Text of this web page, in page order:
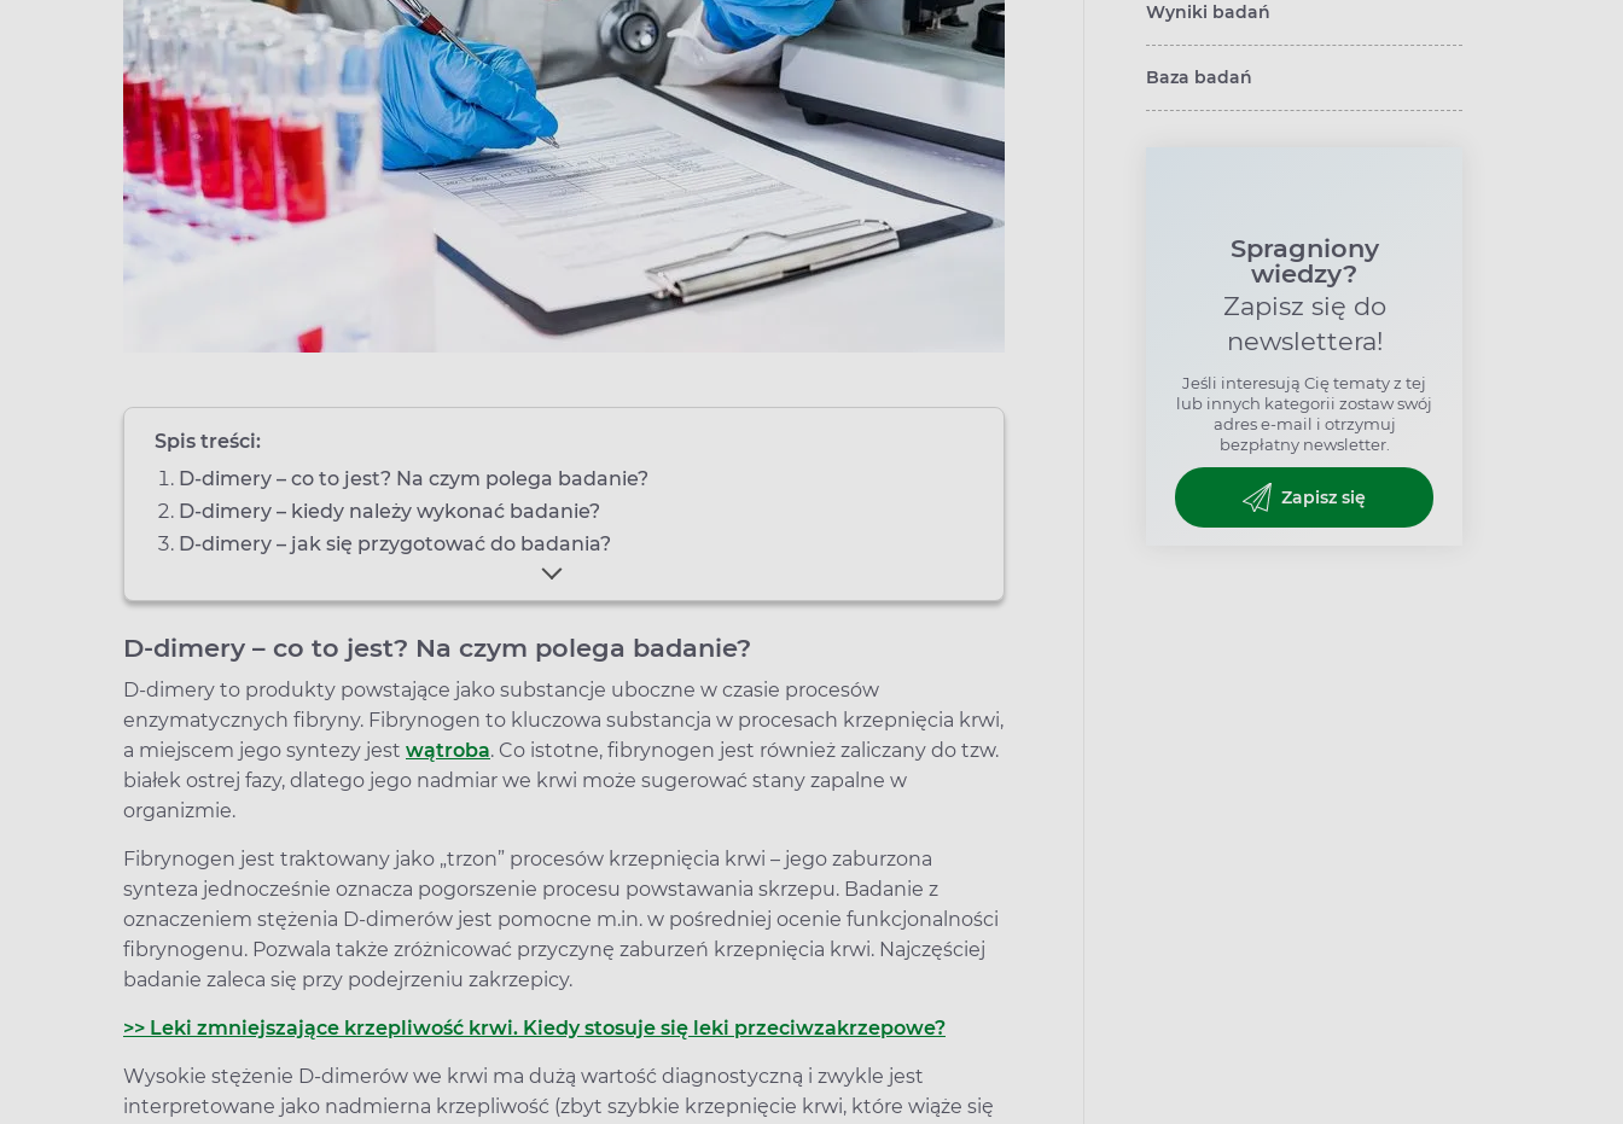
Spis treści:
D-dimery – co to jest? Na czym polega badanie?
D-dimery – kiedy należy wykonać badanie?
D-dimery – jak się przygotować do badania?
D-dimery – co to jest? Na czym polega badanie?
D-dimery to produkty powstające jako substancje uboczne w czasie procesów
enzymatycznych fibryny. Fibrynogen to kluczowa substancja w procesach krzepnięcia krwi,
a miejscem jego syntezy jest wątroba. Co istotne, fibrynogen jest również zaliczany do tzw.
białek ostrej fazy, dlatego jego nadmiar we krwi może sugerować stany zapalne w
organizmie.
Fibrynogen jest traktowany jako „trzon” procesów krzepnięcia krwi – jego zaburzona
synteza jednocześnie oznacza pogorszenie procesu powstawania skrzepu. Badanie z
oznaczeniem stężenia D-dimerów jest pomocne m.in. w pośredniej ocenie funkcjonalności
fibrynogenu. Pozwala także zróżnicować przyczynę zaburzeń krzepnięcia krwi. Najczęściej
badanie zaleca się przy podejrzeniu zakrzepicy.
>> Leki zmniejszające krzepliwość krwi. Kiedy stosuje się leki przeciwzakrzepowe?
Wysokie stężenie D-dimerów we krwi ma dużą wartość diagnostyczną i zwykle jest
interpretowane jako nadmierna krzepliwość (zbyt szybkie krzepnięcie krwi, które wiąże się
Wyniki badań
Baza badań
Spragniony
wiedzy?
Zapisz się do
newslettera!
Jeśli interesują Cię tematy z tej
lub innych kategorii zostaw swój
adres e-mail i otrzymuj
bezpłatny newsletter.
Zapisz się